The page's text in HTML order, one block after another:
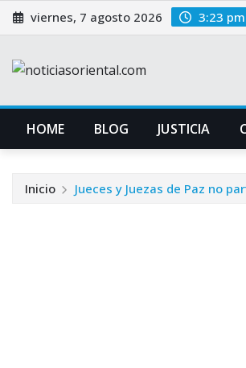
Saltar
al
viernes, 7 agosto 2026 3:23 pm
HOME BLOG JUSTICIA
Inicio Jueces y Juezas de Paz no